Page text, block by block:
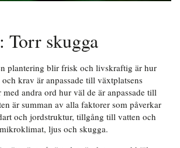
Torr skugga
plantering blir frisk och livskraftig är hur
krav är anpassade till växtplatsens
andra ord hur väl de är anpassade till
är summan av alla faktorer som påverkar
och jordstruktur, tillgång till vatten och
ljus och skugga.